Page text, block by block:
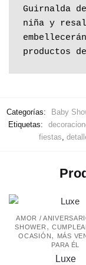
Guirnalda
niña y
productos
Categorías: Baby
Etiquetas:
fiestas
AMOR /
SHOWER ,
OCASIÓN , MÁS
PARA ÉL
Luxe